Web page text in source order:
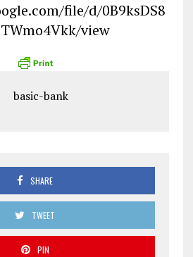
file/d/0B9ksDS8
view
SHARE
TWEET
PIN